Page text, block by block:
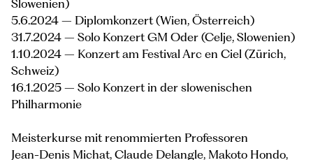
Slowenien)
5.6.2024 – Diplomkonzert (Wien, Österreich)
31.7.2024 – Solo Konzert GM Oder (Celje, Slowenien)
1.10.2024 – Konzert am Festival Arc en Ciel (Zürich,
Schweiz)
16.1.2025 – Solo Konzert in der slowenischen
Philharmonie
Meisterkurse mit renommierten Professoren
Jean-Denis Michat, Claude Delangle, Makoto Hondo,